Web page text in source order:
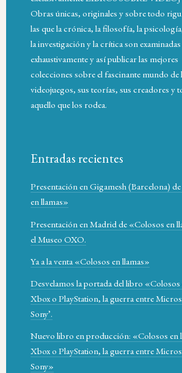
Obras únicas, originales y sobre todo
las que la crónica, la filosofía, la
la investigación y la crítica son examinadas
exhaustivamente y así publicar las mejores
colecciones sobre el fascinante mundo de
videojuegos, sus teorías, sus creadores y
aquello que los rodea.
Entradas recientes
Presentación en Gigamesh (Barcelona)
en llamas»
Presentación en Madrid de «Colosos en
el Museo OXO.
Ya a la venta «Colosos en llamas»
Desvelamos la portada del libro «Colosos
Xbox o PlayStation, la guerra entre
Sony’.
Nuevo libro en producción: «Colosos en
Xbox o PlayStation, la guerra entre
Sony»